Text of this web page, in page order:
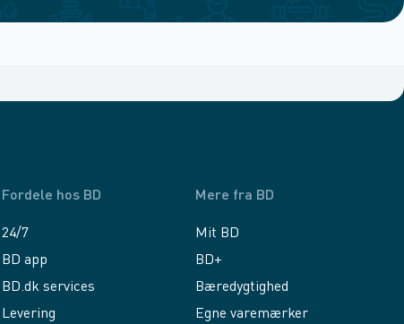
Fordele hos BD
24/7
BD app
BD.dk services
Levering
Mere fra BD
Mit BD
BD+
Bæredygtighed
Egne varemærker